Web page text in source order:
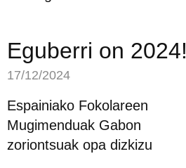
Eguberri on 2024!
17/12/2024
Espainiako Fokolareen
Mugimenduak Gabon
zoriontsuak opa dizkizu